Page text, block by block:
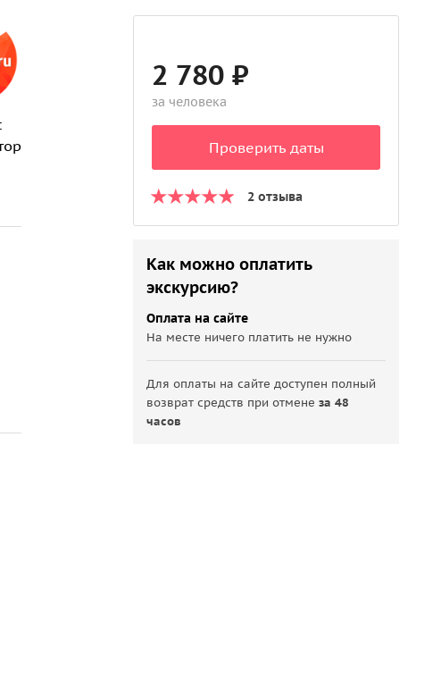
2 780 ₽
за человека
Проверить даты
2 отзыва
Как можно оплатить
экскурсию?
Оплата на сайте
На месте ничего платить не нужно
Для оплаты на сайте доступен полный
возврат средств при отменеза 48
часов